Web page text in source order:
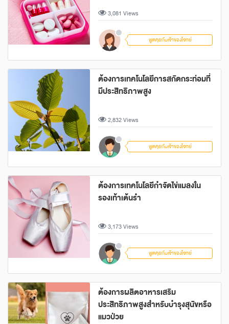
3,081 Views
พูดคุยกับเจ้าของโจทย์
ต้องการเทคโนโลยีการสกัดกระท่อมที่
มีประสิทธิภาพสูง
2,832 Views
พูดคุยกับเจ้าของโจทย์
ต้องการเทคโนโลยีกำจัดไข่แมลงใน
รองเท้าเต้นรำ
3,173 Views
พูดคุยกับเจ้าของโจทย์
ต้องการผลิตอาหารเสริม
ประสิทธิภาพสูงสำหรับบำรุงสุนัขหรือ
แมวป่วย